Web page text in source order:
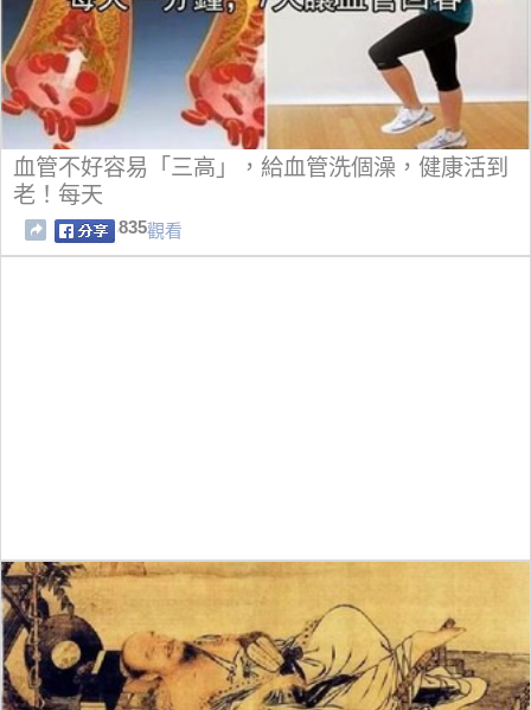
血管不好容易「三高」，給血管洗個澡，健康活到
老！每天
835觀看